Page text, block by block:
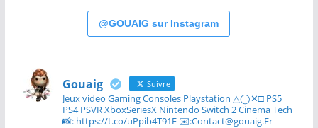
@GOUAIG sur Instagram
Gouaig Suivre
Jeux video Gaming Consoles Playstation △◯✕□ PS5
PS4 PSVR XboxSeriesX Nintendo Switch 2 Cinema Tech
📸: https://t.co/uPpib4T91F ✉️:Contact@gouaig.Fr